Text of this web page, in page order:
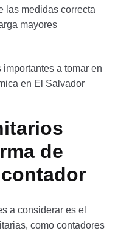
las medidas correcta
mayores
a tomar en
en El Salvador
de
a considerar es el
como contadores